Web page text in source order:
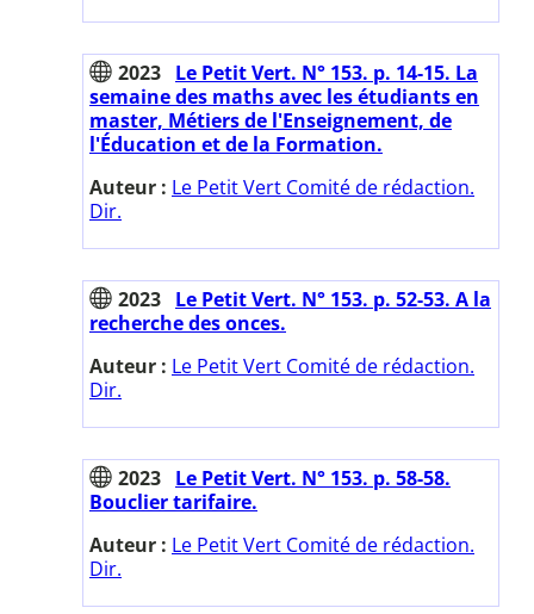
2023 Le Petit Vert. N° 153. p. 14-15. La
semaine des maths avec les étudiants en
master, Métiers de l'Enseignement, de
l'Éducation et de la Formation.
Auteur : Le Petit Vert Comité de rédaction.
Dir.
2023 Le Petit Vert. N° 153. p. 52-53. A la
recherche des onces.
Auteur : Le Petit Vert Comité de rédaction.
Dir.
2023 Le Petit Vert. N° 153. p. 58-58.
Bouclier tarifaire.
Auteur : Le Petit Vert Comité de rédaction.
Dir.